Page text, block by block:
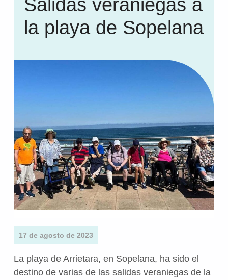
Salidas veraniegas a
la playa de Sopelana
17 de agosto de 2023
La playa de Arrietara, en Sopelana, ha sido el
destino de varias de las salidas veraniegas de la